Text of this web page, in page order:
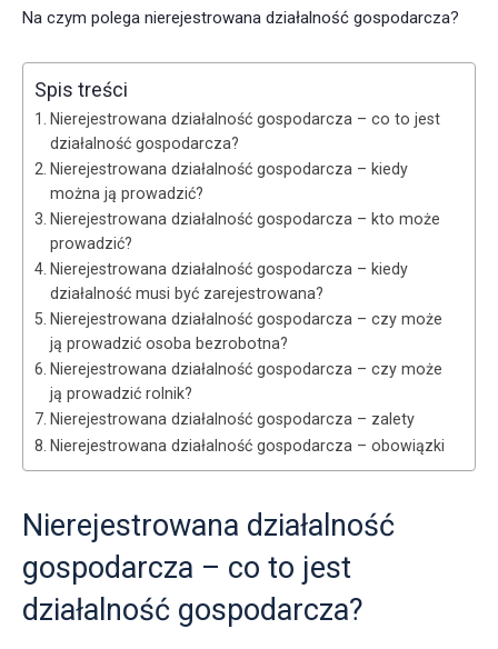
Na czym polega nierejestrowana działalność gospodarcza?
Spis treści
Nierejestrowana działalność gospodarcza – co to jest
działalność gospodarcza?
Nierejestrowana działalność gospodarcza – kiedy
można ją prowadzić?
Nierejestrowana działalność gospodarcza – kto może
prowadzić?
Nierejestrowana działalność gospodarcza – kiedy
działalność musi być zarejestrowana?
Nierejestrowana działalność gospodarcza – czy może
ją prowadzić osoba bezrobotna?
Nierejestrowana działalność gospodarcza – czy może
ją prowadzić rolnik?
Nierejestrowana działalność gospodarcza – zalety
Nierejestrowana działalność gospodarcza – obowiązki
Nierejestrowana działalność
gospodarcza – co to jest
działalność gospodarcza?